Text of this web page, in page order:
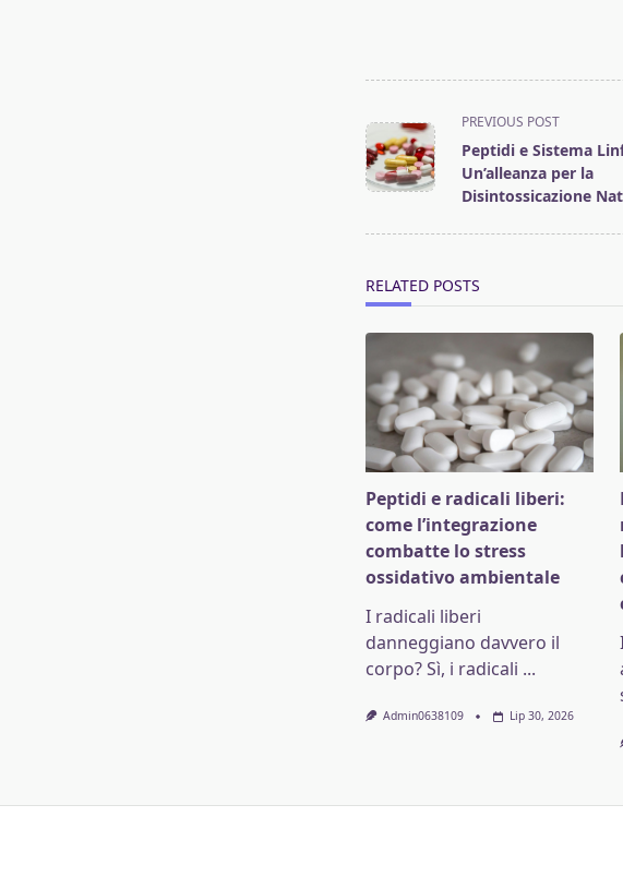
<span
class="nav-
subtitle
screen-
PREVIOUS POST
Peptidi e Sistema
Un’alleanza per la
Disintossicazione
RELATED POSTS
Peptidi e radicali liberi:
come l’integrazione
combatte lo stress
ossidativo ambientale
I radicali liberi
danneggiano davvero il
corpo? Sì, i radicali ...
Admin0638109 Lip 30, 2026